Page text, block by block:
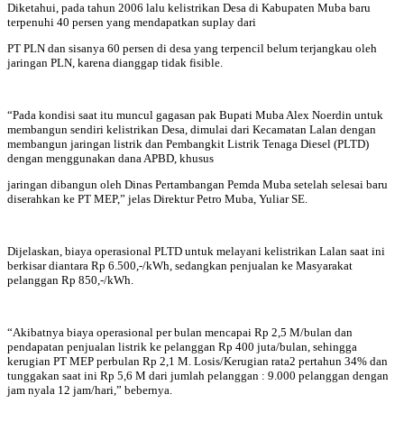
Diketahui, pada tahun 2006 lalu kelistrikan Desa di Kabupaten Muba baru
terpenuhi 40 persen yang mendapatkan suplay dari
PT PLN dan sisanya 60 persen di desa yang terpencil belum terjangkau oleh
jaringan PLN, karena dianggap tidak fisible.
“Pada kondisi saat itu muncul gagasan pak Bupati Muba Alex Noerdin untuk
membangun sendiri kelistrikan Desa, dimulai dari Kecamatan Lalan dengan
membangun jaringan listrik dan Pembangkit Listrik Tenaga Diesel (PLTD)
dengan menggunakan dana APBD, khusus
jaringan dibangun oleh Dinas Pertambangan Pemda Muba setelah selesai baru
diserahkan ke PT MEP,” jelas Direktur Petro Muba, Yuliar SE.
Dijelaskan, biaya operasional PLTD untuk melayani kelistrikan Lalan saat ini
berkisar diantara Rp 6.500,-/kWh, sedangkan penjualan ke Masyarakat
pelanggan Rp 850,-/kWh.
“Akibatnya biaya operasional per bulan mencapai Rp 2,5 M/bulan dan
pendapatan penjualan listrik ke pelanggan Rp 400 juta/bulan, sehingga
kerugian PT MEP perbulan Rp 2,1 M. Losis/Kerugian rata2 pertahun 34% dan
tunggakan saat ini Rp 5,6 M dari jumlah pelanggan : 9.000 pelanggan dengan
jam nyala 12 jam/hari,” bebernya.